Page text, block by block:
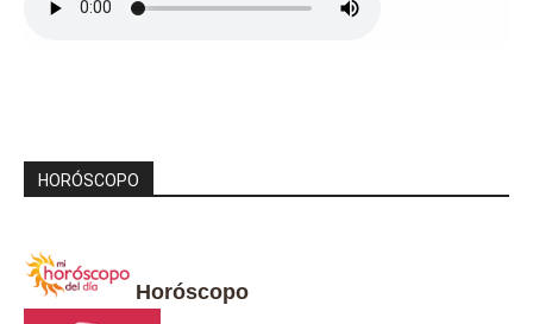
HORÓSCOPO
Horóscopo